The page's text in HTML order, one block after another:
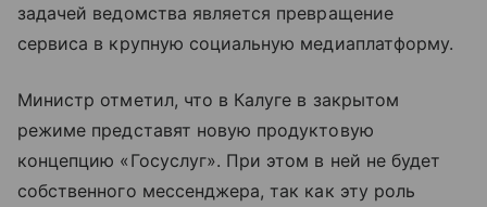
задачей ведомства является превращение
сервиса в крупную социальную медиаплатформу.
Министр отметил, что в Калуге в закрытом
режиме представят новую продуктовую
концепцию «Госуслуг». При этом в ней не будет
собственного мессенджера, так как эту роль